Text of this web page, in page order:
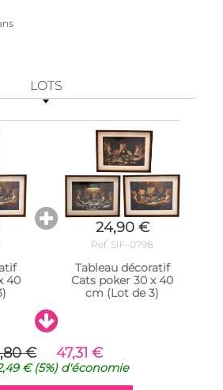
LOTS
40
24,90 €
Ref. SIF-0798
Tableau décoratif
Cats poker 30 x 40
cm (Lot de 3)
€ 47,31 €
€(5%) d'économie